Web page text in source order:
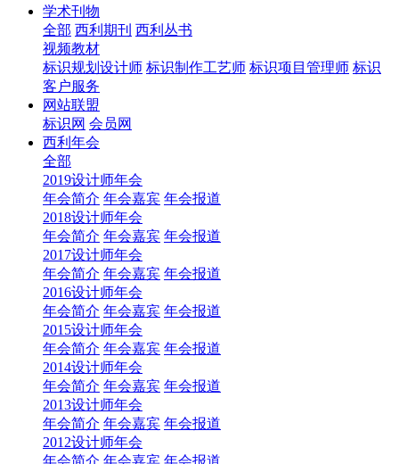
学术刊物
全部 西利期刊 西利丛书
视频教材
标识规划设计师 标识制作工艺师 标识项目管理师 标识
客户服务
网站联盟
标识网 会员网
西利年会
全部
2019设计师年会
年会简介 年会嘉宾 年会报道
2018设计师年会
年会简介 年会嘉宾 年会报道
2017设计师年会
年会简介 年会嘉宾 年会报道
2016设计师年会
年会简介 年会嘉宾 年会报道
2015设计师年会
年会简介 年会嘉宾 年会报道
2014设计师年会
年会简介 年会嘉宾 年会报道
2013设计师年会
年会简介 年会嘉宾 年会报道
2012设计师年会
年会简介 年会嘉宾 年会报道